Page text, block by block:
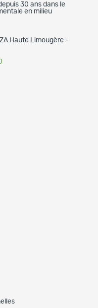
30 ans dans le
en milieu
Haute Limougère -